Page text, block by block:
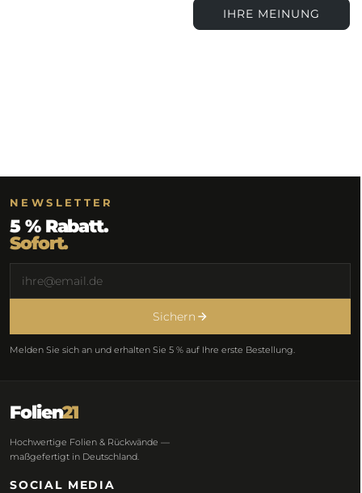
IHRE MEINUNG
NEWSLETTER
5 % Rabatt.
Sofort.
Sichern
Melden Sie sich an und erhalten Sie 5 % auf Ihre erste Bestellung.
Folien21
Hochwertige Folien & Rückwände —
maßgefertigt in Deutschland.
SOCIAL MEDIA